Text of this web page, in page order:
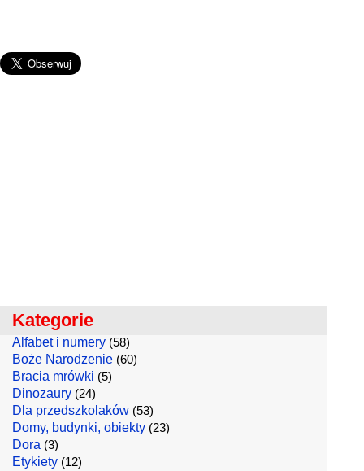
Kategorie
Alfabet i numery (58)
Boże Narodzenie (60)
Bracia mrówki (5)
Dinozaury (24)
Dla przedszkolaków (53)
Domy, budynki, obiekty (23)
Dora (3)
Etykiety (12)